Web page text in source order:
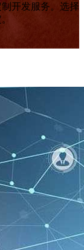
开发服务。选择